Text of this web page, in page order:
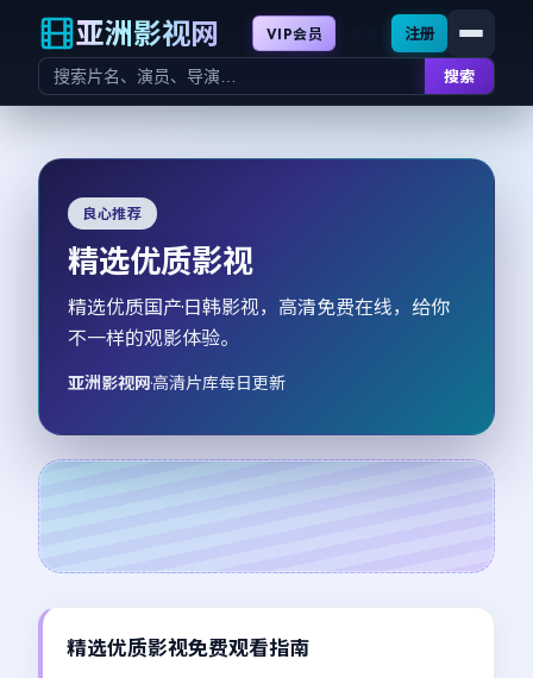
亚洲影视网
搜索
VIP会员 注册
良心推荐
精选优质影视
精选优质国产·日韩影视，高清免费在线，给你
不一样的观影体验。
亚洲影视网·高清片库每日更新
精选优质影视免费观看指南